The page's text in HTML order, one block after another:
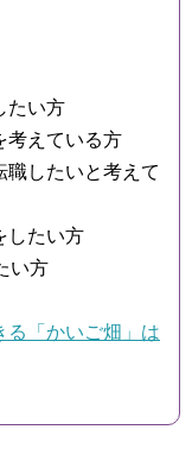
たい方
考えている方
したいと考えて
したい方
い方
る「かいご畑」は